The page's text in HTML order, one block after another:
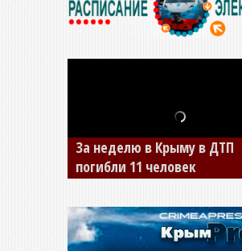
В Джанкое водитель ВАЗа
сбил двух детей на «зебре»